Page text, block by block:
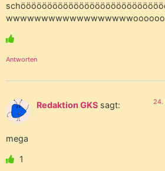
Antworten
Redaktion GKS sagt: 24.
mega
1